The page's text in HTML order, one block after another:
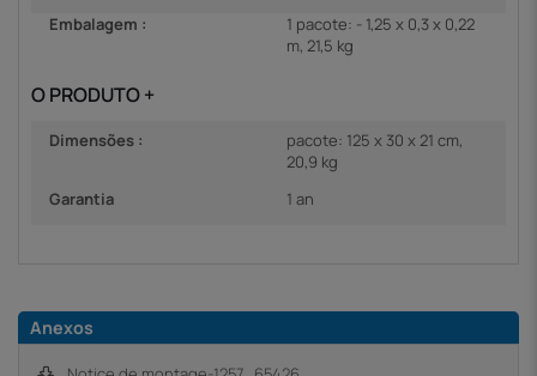
Embalagem :
1 pacote: - 1,25 x 0,3 x 0,22
m, 21,5 kg
O PRODUTO +
Dimensões :
pacote: 125 x 30 x 21 cm,
20,9 kg
Garantia
1 an
Anexos